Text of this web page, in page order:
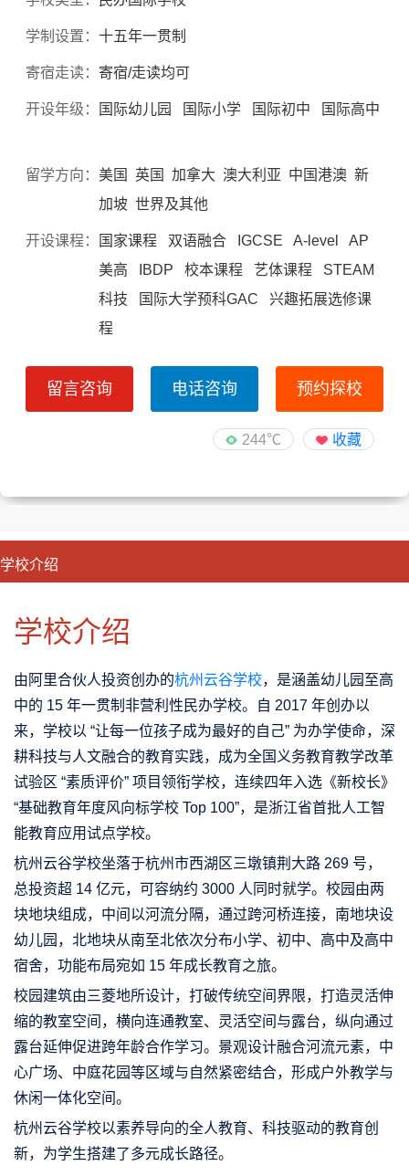
学制设置：十五年一贯制
寄宿走读： 寄宿/走读均可
开设年级： 国际幼儿园 国际小学 国际初中 国际高中
留学方向： 美国 英国 加拿大 澳大利亚 中国港澳 新
加坡 世界及其他
开设课程：
国家课程 双语融合 IGCSE A-level AP
美高 IBDP 校本课程 艺体课程 STEAM
科技 国际大学预科GAC 兴趣拓展选修课
程
留言咨询 电话咨询 预约探校
244℃ 收藏
学校介绍
学校介绍
由阿里合伙人投资创办的杭州云谷学校，是涵盖幼儿园至高
中的 15 年一贯制非营利性民办学校。自 2017 年创办以
来，学校以 “让每一位孩子成为最好的自己” 为办学使命，深
耕科技与人文融合的教育实践，成为全国义务教育教学改革
试验区 “素质评价” 项目领衔学校，连续四年入选《新校长》
“基础教育年度风向标学校 Top 100”，是浙江省首批人工智
能教育应用试点学校。
杭州云谷学校坐落于杭州市西湖区三墩镇荆大路 269 号，
总投资超 14 亿元，可容纳约 3000 人同时就学。校园由两
块地块组成，中间以河流分隔，通过跨河桥连接，南地块设
幼儿园，北地块从南至北依次分布小学、初中、高中及高中
宿舍，功能布局宛如 15 年成长教育之旅。
校园建筑由三菱地所设计，打破传统空间界限，打造灵活伸
缩的教室空间，横向连通教室、灵活空间与露台，纵向通过
露台延伸促进跨年龄合作学习。景观设计融合河流元素，中
心广场、中庭花园等区域与自然紧密结合，形成户外教学与
休闲一体化空间。
杭州云谷学校以素养导向的全人教育、科技驱动的教育创
新，为学生搭建了多元成长路径。